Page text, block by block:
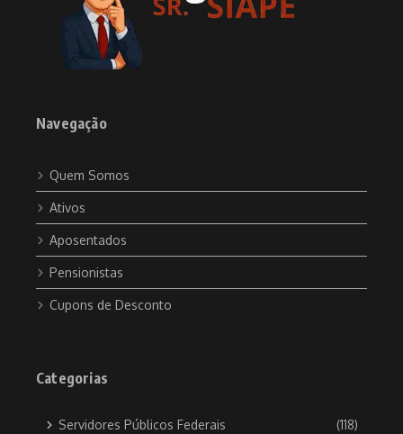
Navegação
Quem Somos
Ativos
Aposentados
Pensionistas
Cupons de Desconto
Categorias
Servidores Públicos Federais (118)